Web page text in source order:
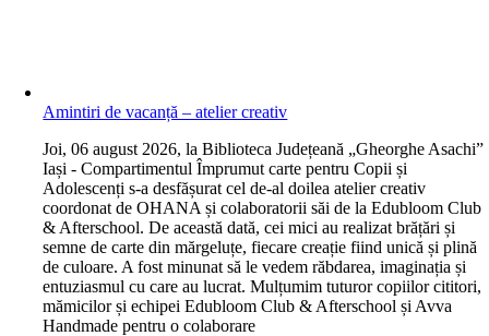
Amintiri de vacanță – atelier creativ
Joi, 06 august 2026, la Biblioteca Județeană „Gheorghe Asachi”
Iași - Compartimentul Împrumut carte pentru Copii și
Adolescenți s-a desfășurat cel de-al doilea atelier creativ
coordonat de OHANA și colaboratorii săi de la Edubloom Club
& Afterschool. De această dată, cei mici au realizat brățări și
semne de carte din mărgeluțe, fiecare creație fiind unică și plină
de culoare. A fost minunat să le vedem răbdarea, imaginația și
entuziasmul cu care au lucrat. Mulțumim tuturor copiilor cititori,
mămicilor și echipei Edubloom Club & Afterschool și Avva
Handmade pentru o colaborare